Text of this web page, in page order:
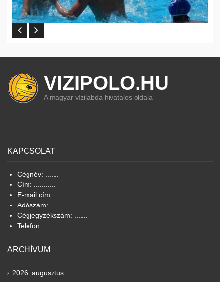
VIZIPOLO.HU
A magyar vízilabda hivatalos oldala
KAPCSOLAT
Cégnév: .......
Cím: ...........
E-mail cím: .......
Adószám: ........
Cégjegyzékszám: .......
Telefon: ........
ARCHÍVUM
2026. augusztus